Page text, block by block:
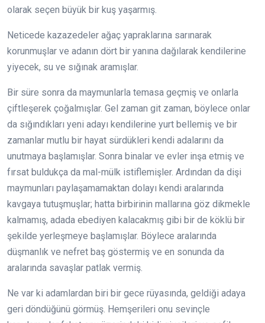
olarak seçen büyük bir kuş yaşarmış.
Neticede kazazedeler ağaç yapraklarına sarınarak
korunmuşlar ve adanın dört bir yanına dağılarak kendilerine
yiyecek, su ve sığınak aramışlar.
Bir süre sonra da maymunlarla temasa geçmiş ve onlarla
çiftleşerek çoğalmışlar. Gel zaman git zaman, böylece onlar
da sığındıkları yeni adayı kendilerine yurt bellemiş ve bir
zamanlar mutlu bir hayat sürdükleri kendi adalarını da
unutmaya başlamışlar. Sonra binalar ve evler inşa etmiş ve
fırsat buldukça da mal-mülk istiflemişler. Ardından da dişi
maymunları paylaşamamaktan dolayı kendi aralarında
kavgaya tutuşmuşlar; hatta birbirinin mallarına göz dikmekle
kalmamış, adada ebediyen kalacakmış gibi bir de köklü bir
şekilde yerleşmeye başlamışlar. Böylece aralarında
düşmanlık ve nefret baş göstermiş ve en sonunda da
aralarında savaşlar patlak vermiş.
Ne var ki adamlardan biri bir gece rüyasında, geldiği adaya
geri döndüğünü görmüş. Hemşerileri onu sevinçle